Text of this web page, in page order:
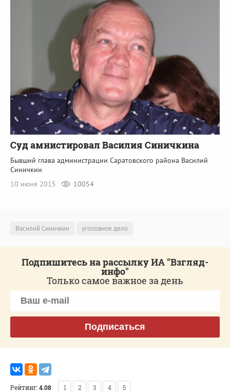
Суд амнистировал Василия Синичкина
Бывший глава администрации Саратовского района Василий
Синичкин
10 июня 2015
10054
Василий Синичкин уголовное дело
Подпишитесь на рассылку ИА "Взгляд-
инфо"
Только самое важное за день
Подписаться
Рейтинг:4.08 1 2 3 4 5